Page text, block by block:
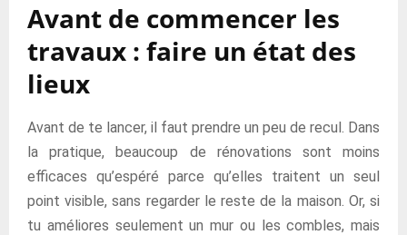
Avant de commencer les
travaux : faire un état des
lieux
Avant de te lancer, il faut prendre un peu de recul. Dans
la pratique, beaucoup de rénovations sont moins
efficaces qu’espéré parce qu’elles traitent un seul
point visible, sans regarder le reste de la maison. Or, si
tu améliores seulement un mur ou les combles, mais